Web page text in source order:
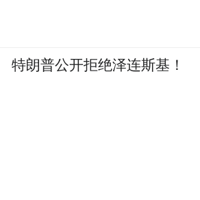
特朗普公开拒绝泽连斯基！